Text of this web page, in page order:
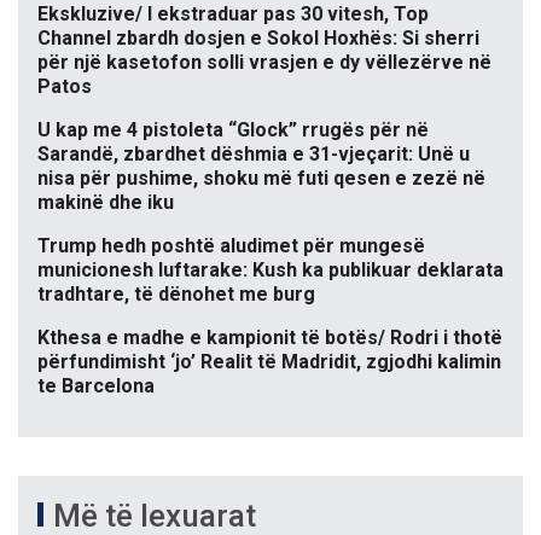
Ekskluzive/ I ekstraduar pas 30 vitesh, Top
Channel zbardh dosjen e Sokol Hoxhës: Si sherri
për një kasetofon solli vrasjen e dy vëllezërve në
Patos
U kap me 4 pistoleta “Glock” rrugës për në
Sarandë, zbardhet dëshmia e 31-vjeçarit: Unë u
nisa për pushime, shoku më futi qesen e zezë në
makinë dhe iku
Trump hedh poshtë aludimet për mungesë
municionesh luftarake: Kush ka publikuar deklarata
tradhtare, të dënohet me burg
Kthesa e madhe e kampionit të botës/ Rodri i thotë
përfundimisht ‘jo’ Realit të Madridit, zgjodhi kalimin
te Barcelona
Më të lexuarat